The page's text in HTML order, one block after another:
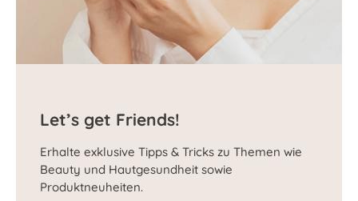
Let’s get Friends!
Erhalte exklusive Tipps & Tricks zu Themen wie
Beauty und Hautgesundheit sowie
Produktneuheiten.